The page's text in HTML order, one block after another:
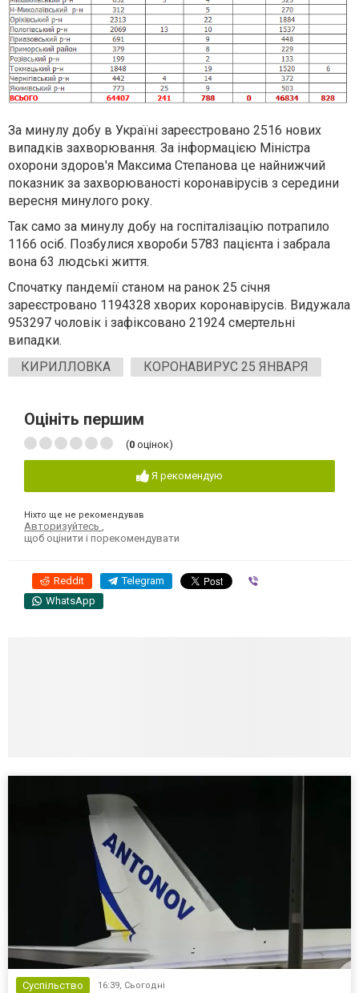
За минулу добу в Україні зареєстровано 2516 нових
випадків захворювання. За інформацією Міністра
охорони здоров'я Максима Степанова це найнижчий
показник за захворюваності коронавірусів з середини
вересня минулого року.
Так само за минулу добу на госпіталізацію потрапило
1166 осіб. Позбулися хвороби 5783 пацієнта і забрала
вона 63 людські життя.
Спочатку пандемії станом на ранок 25 січня
зареєстровано 1194328 хворих коронавірусів. Видужала
953297 чоловік і зафіксовано 21924 смертельні
випадки.
КИРИЛЛОВКА
КОРОНАВИРУС 25 ЯНВАРЯ
Оцініть першим
(0 оцінок)
Я рекомендую
Ніхто ще не рекомендував
Авторизуйтесь ,
щоб оцінити і порекомендувати
Reddit Telegram
WhatsApp
Суспільство 16:39, Сьогодні